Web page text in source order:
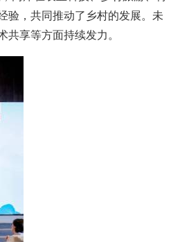
验，共同推动了乡村的发展。未
享等方面持续发力。